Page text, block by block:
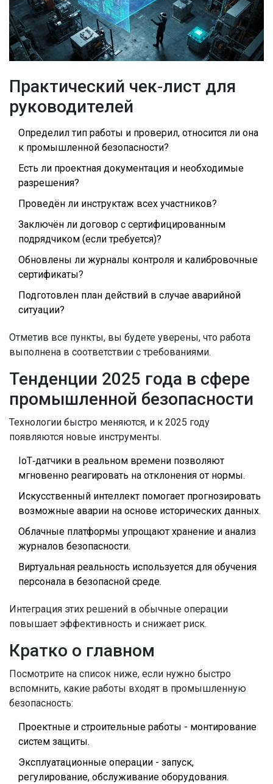
Практический чек‑лист для
руководителей
Определил тип работы и проверил, относится ли она
к промышленной безопасности?
Есть ли проектная документация и необходимые
разрешения?
Проведён ли инструктаж всех участников?
Заключён ли договор с сертифицированным
подрядчиком (если требуется)?
Обновлены ли журналы контроля и калибровочные
сертификаты?
Подготовлен план действий в случае аварийной
ситуации?
Отметив все пункты, вы будете уверены, что работа
выполнена в соответствии с требованиями.
Тенденции 2025 года в сфере
промышленной безопасности
Технологии быстро меняются, и к 2025 году
появляются новые инструменты.
IoT‑датчики в реальном времени позволяют
мгновенно реагировать на отклонения от нормы.
Искусственный интеллект помогает прогнозировать
возможные аварии на основе исторических данных.
Облачные платформы упрощают хранение и анализ
журналов безопасности.
Виртуальная реальность используется для обучения
персонала в безопасной среде.
Интеграция этих решений в обычные операции
повышает эффективность и снижает риск.
Кратко о главном
Посмотрите на список ниже, если нужно быстро
вспомнить, какие работы входят в промышленную
безопасность:
Проектные и строительные работы - монтирование
систем защиты.
Эксплуатационные операции - запуск,
регулирование, обслуживание оборудования.